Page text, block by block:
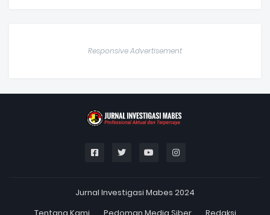
Responsive Advertisement
Jurnal Investigasi Mabes 2024